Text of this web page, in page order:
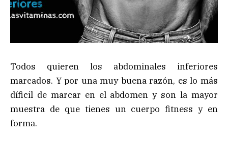
Todos quieren los abdominales inferiores
marcados. Y por una muy buena razón, es lo más
díficil de marcar en el abdomen y son la mayor
muestra de que tienes un cuerpo fitness y en
forma.